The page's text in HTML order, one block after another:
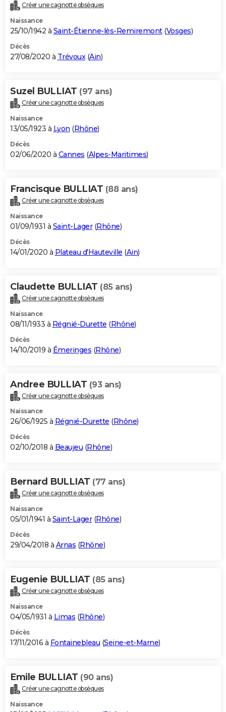
Créer une cagnotte obsèques
Naissance
25/10/1942 à Saint-Étienne-lès-Remiremont(Vosges)
Décès
27/08/2020 à Trévoux(Ain)
Suzel BULLIAT (97 ans)
Créer une cagnotte obsèques
Naissance
13/05/1923 à Lyon (Rhône)
Décès
02/06/2020 à Cannes (Alpes-Maritimes)
Francisque BULLIAT (88 ans)
Créer une cagnotte obsèques
Naissance
01/09/1931 à Saint-Lager(Rhône)
Décès
14/01/2020 à Plateau d'Hauteville (Ain)
Claudette BULLIAT (85 ans)
Créer une cagnotte obsèques
Naissance
08/11/1933 à Régnié-Durette (Rhône)
Décès
14/10/2019 à Émeringes (Rhône)
Andree BULLIAT (93 ans)
Créer une cagnotte obsèques
Naissance
26/06/1925 à Régnié-Durette (Rhône)
Décès
02/10/2018 à Beaujeu (Rhône)
Bernard BULLIAT (77 ans)
Créer une cagnotte obsèques
Naissance
05/01/1941 à Saint-Lager(Rhône)
Décès
29/04/2018 à Arnas (Rhône)
Eugenie BULLIAT (85 ans)
Créer une cagnotte obsèques
Naissance
04/05/1931 à Limas (Rhône)
Décès
17/11/2016 à Fontainebleau (Seine-et-Marne)
Emile BULLIAT (90 ans)
Créer une cagnotte obsèques
Naissance